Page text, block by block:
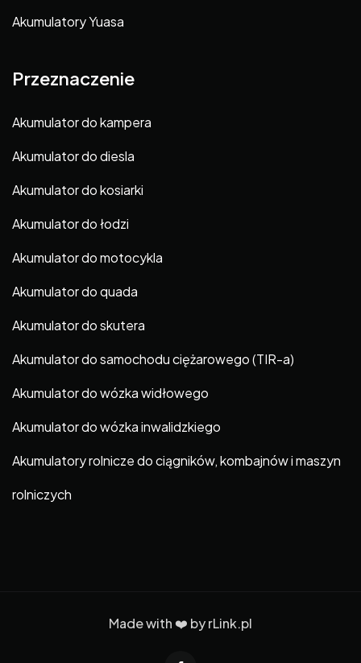
Akumulatory Yuasa
Przeznaczenie
Akumulator do kampera
Akumulator do diesla
Akumulator do kosiarki
Akumulator do łodzi
Akumulator do motocykla
Akumulator do quada
Akumulator do skutera
Akumulator do samochodu ciężarowego (TIR-a)
Akumulator do wózka widłowego
Akumulator do wózka inwalidzkiego
Akumulatory rolnicze do ciągników, kombajnów i maszyn
rolniczych
Made with ❤️ byrLink.pl